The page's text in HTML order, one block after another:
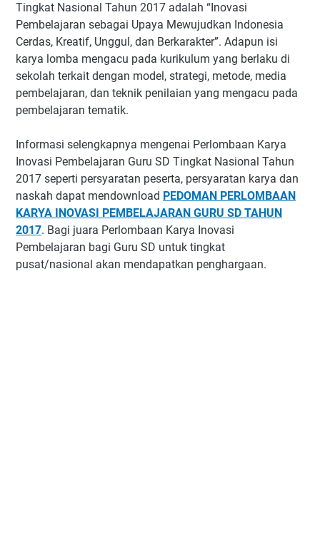
Tingkat Nasional Tahun 2017 adalah “Inovasi
Pembelajaran sebagai Upaya Mewujudkan Indonesia
Cerdas, Kreatif, Unggul, dan Berkarakter”. Adapun isi
karya lomba mengacu pada kurikulum yang berlaku di
sekolah terkait dengan model, strategi, metode, media
pembelajaran, dan teknik penilaian yang mengacu pada
pembelajaran tematik.
Informasi selengkapnya mengenai Perlombaan Karya
Inovasi Pembelajaran Guru SD Tingkat Nasional Tahun
2017 seperti persyaratan peserta, persyaratan karya dan
naskah dapat mendownload PEDOMAN PERLOMBAAN
KARYA INOVASI PEMBELAJARAN GURU SD TAHUN
2017. Bagi juara Perlombaan Karya Inovasi
Pembelajaran bagi Guru SD untuk tingkat
pusat/nasional akan mendapatkan penghargaan.